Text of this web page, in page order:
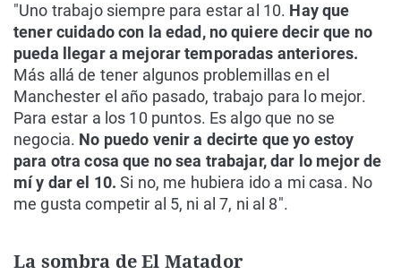
"Uno trabajo siempre para estar al 10. Hay que
tener cuidado con la edad, no quiere decir que no
pueda llegar a mejorar temporadas anteriores.
Más allá de tener algunos problemillas en el
Manchester el año pasado, trabajo para lo mejor.
Para estar a los 10 puntos. Es algo que no se
negocia. No puedo venir a decirte que yo estoy
para otra cosa que no sea trabajar, dar lo mejor de
mí y dar el 10. Si no, me hubiera ido a mi casa. No
me gusta competir al 5, ni al 7, ni al 8".
La sombra de El Matador